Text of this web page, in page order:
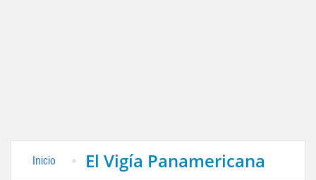
Inicio El Vigía Panamericana